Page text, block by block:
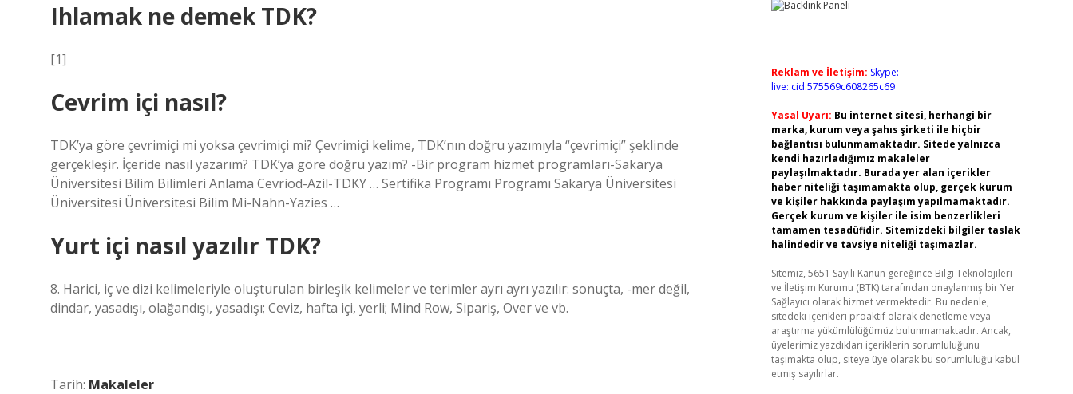
Ihlamak ne demek TDK?
[1]
Cevrim içi nasıl?
TDK’ya göre çevrimiçi mi yoksa çevrimiçi mi? Çevrimiçi kelime, TDK’nın doğru yazımıyla “çevrimiçi” şeklinde
gerçekleşir. İçeride nasıl yazarım? TDK’ya göre doğru yazım? -Bir program hizmet programları-Sakarya
Üniversitesi Bilim Bilimleri Anlama Cevriod-Azil-TDKY … Sertifika Programı Programı Sakarya Üniversitesi
Üniversitesi Üniversitesi Bilim Mi-Nahn-Yazies …
Yurt içi nasıl yazılır TDK?
8. Harici, iç ve dizi kelimeleriyle oluşturulan birleşik kelimeler ve terimler ayrı ayrı yazılır: sonuçta, -mer değil,
dindar, yasadışı, olağandışı, yasadışı; Ceviz, hafta içi, yerli; Mind Row, Sipariş, Over ve vb.
Tarih: Makaleler
Reklam ve İletişim: Skype:
live:.cid.575569c608265c69
Yasal Uyarı: Bu internet sitesi, herhangi bir
marka, kurum veya şahıs şirketi ile hiçbir
bağlantısı bulunmamaktadır. Sitede yalnızca
kendi hazırladığımız makaleler
paylaşılmaktadır. Burada yer alan içerikler
haber niteliği taşımamakta olup, gerçek kurum
ve kişiler hakkında paylaşım yapılmamaktadır.
Gerçek kurum ve kişiler ile isim benzerlikleri
tamamen tesadüfidir. Sitemizdeki bilgiler taslak
halindedir ve tavsiye niteliği taşımazlar.
Sitemiz, 5651 Sayılı Kanun gereğince Bilgi Teknolojileri
ve İletişim Kurumu (BTK) tarafından onaylanmış bir Yer
Sağlayıcı olarak hizmet vermektedir. Bu nedenle,
sitedeki içerikleri proaktif olarak denetleme veya
araştırma yükümlülüğümüz bulunmamaktadır. Ancak,
üyelerimiz yazdıkları içeriklerin sorumluluğunu
taşımakta olup, siteye üye olarak bu sorumluluğu kabul
etmiş sayılırlar.